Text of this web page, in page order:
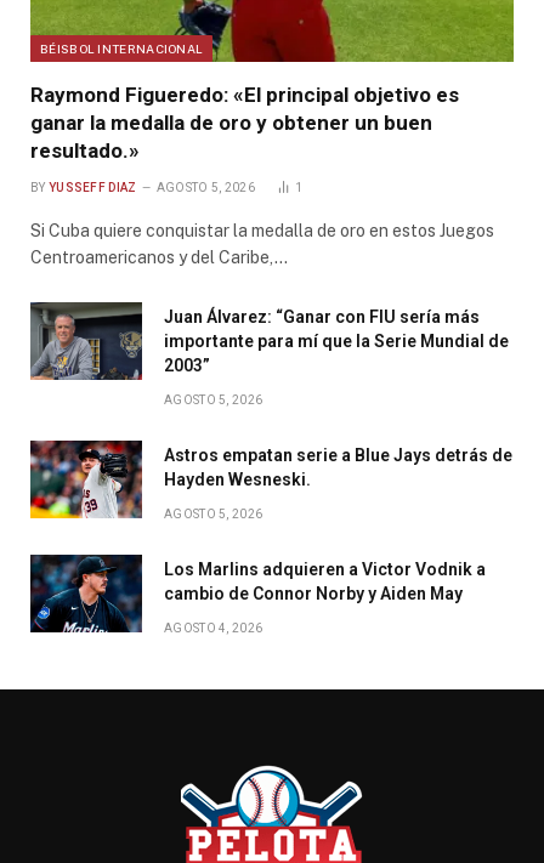
BÉISBOL INTERNACIONAL
Raymond Figueredo: «El principal objetivo es
ganar la medalla de oro y obtener un buen
resultado.»
BY YUSSEFF DIAZ AGOSTO 5, 2026 1
Si Cuba quiere conquistar la medalla de oro en estos Juegos
Centroamericanos y del Caribe,…
Juan Álvarez: “Ganar con FIU sería más
importante para mí que la Serie Mundial de
2003”
AGOSTO 5, 2026
Astros empatan serie a Blue Jays detrás de
Hayden Wesneski.
AGOSTO 5, 2026
Los Marlins adquieren a Victor Vodnik a
cambio de Connor Norby y Aiden May
AGOSTO 4, 2026